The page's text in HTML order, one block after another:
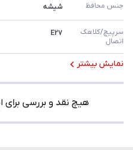
جنس محافظ شیشه
اتصال
E27
نمایش بیشتر
هیچ نقد و بررسی